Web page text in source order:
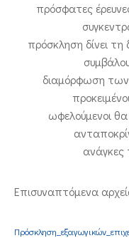
πρόσφατες
πρόσκληση δίνει τη
διαμόρφωση
ωφελούμενοι
ανάγκες
Επισυναπτόμενα